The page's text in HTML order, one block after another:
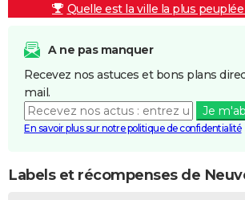
Quelle est la ville la plus peuplée
A ne pas manquer
Recevez nos astuces et bons plans
mail.
Je
En savoir plus sur notre politique de confidentialité
Labels et récompenses de